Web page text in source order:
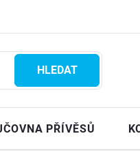
HLEDAT
PŘÍVĚSŮ